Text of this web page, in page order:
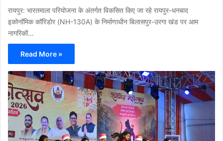
रायपुर: भारतमाला परियोजना के अंतर्गत विकसित किए जा रहे रायपुर-धनबाद
इकोनॉमिक कॉरिडोर (NH-130A) के निर्माणाधीन बिलासपुर-उरगा खंड पर आम
नागरिकों…
Read More »